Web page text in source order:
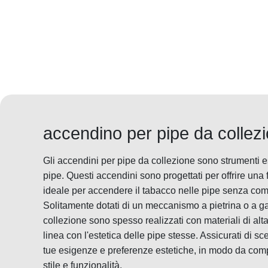
accendino per pipe da
Gli accendini per pipe da collezione sono strumenti
pipe. Questi accendini sono progettati per offrire
ideale per accendere il tabacco nelle pipe senza
Solitamente dotati di un meccanismo a pietrina o a
collezione sono spesso realizzati con materiali di
linea con l'estetica delle pipe stesse. Assicurati di
tue esigenze e preferenze estetiche, in modo da
stile e funzionalità.